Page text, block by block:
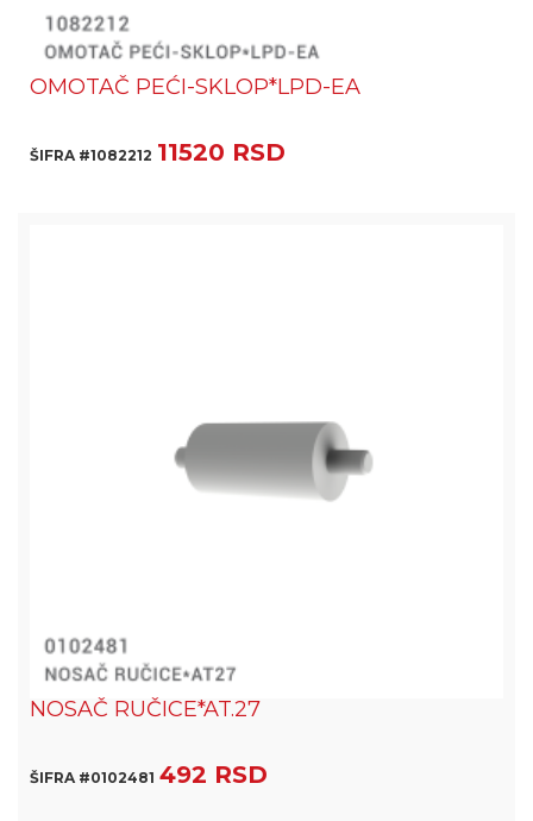
OMOTAČ PEĆI-SKLOP*LPD-EA
ŠIFRA #1082212 11520 RSD
NOSAČ RUČICE*AT.27
ŠIFRA #0102481 492 RSD